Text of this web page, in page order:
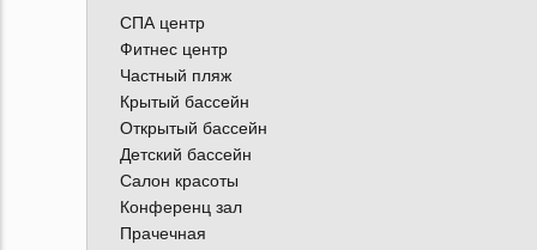
СПА центр
Фитнес центр
Частный пляж
Крытый бассейн
Открытый бассейн
Детский бассейн
Салон красоты
Конференц зал
Прачечная